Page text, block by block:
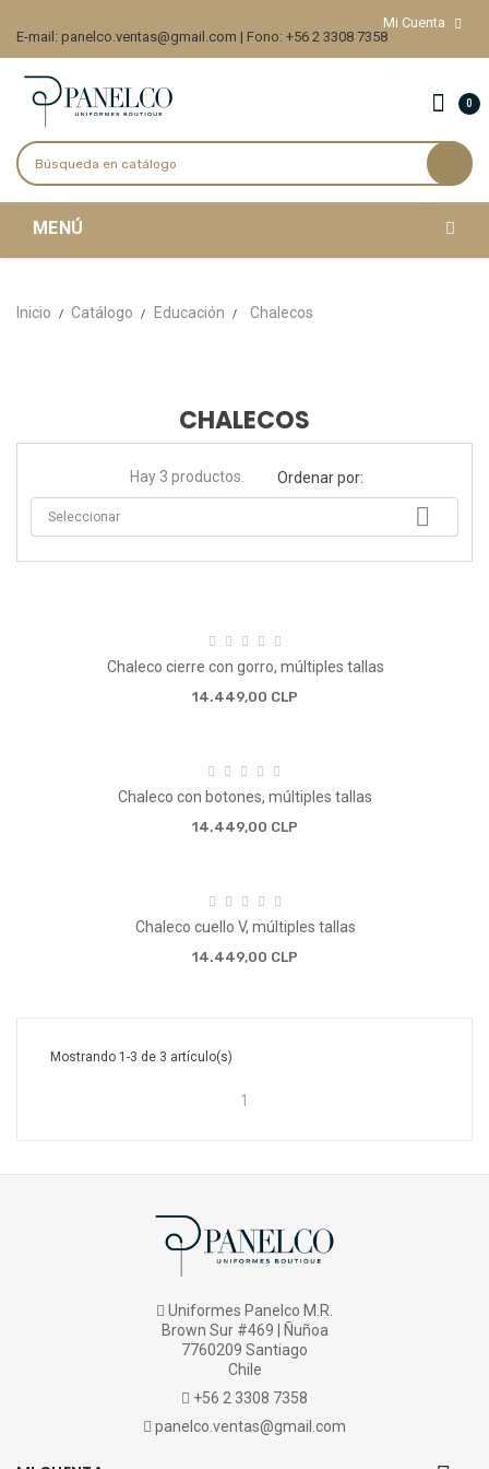
Mi Cuenta
E-mail: panelco.ventas@gmail.com | Fono: +56 2 3308 7358
0
MENÚ
Inicio Catálogo Educación Chalecos
CHALECOS
Hay 3 productos. Ordenar por:
Seleccionar 
Chaleco cierre con gorro, múltiples tallas
14.449,00 CLP
Chaleco con botones, múltiples tallas
14.449,00 CLP
Chaleco cuello V, múltiples tallas
14.449,00 CLP
Mostrando 1-3 de 3 artículo(s)
1
Uniformes Panelco M.R.
Brown Sur #469 | Ñuñoa
7760209 Santiago
Chile
+56 2 3308 7358
panelco.ventas@gmail.com